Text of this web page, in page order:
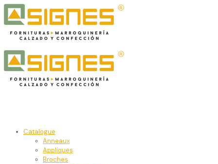
Catalogue
Anneaux
Appliques
Broches